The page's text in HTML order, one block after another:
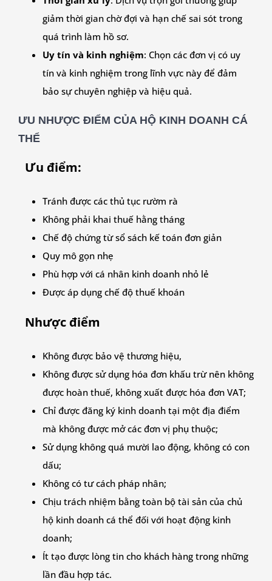
giảm thời gian chờ đợi và hạn chế sai sót trong
quá trình làm hồ sơ.
Uy tín và kinh nghiệm: Chọn các đơn vị có uy
tín và kinh nghiệm trong lĩnh vực này để đảm
bảo sự chuyên nghiệp và hiệu quả.
ƯU NHƯỢC ĐIỂM CỦA HỘ KINH DOANH CÁ
THỂ
Ưu điểm:
Tránh được các thủ tục rườm rà
Không phải khai thuế hằng tháng
Chế độ chứng từ sổ sách kế toán đơn giản
Quy mô gọn nhẹ
Phù hợp với cá nhân kinh doanh nhỏ lẻ
Được áp dụng chế độ thuế khoán
Nhược điểm
Không được bảo vệ thương hiệu,
Không được sử dụng hóa đơn khấu trừ nên không
được hoàn thuế, không xuất được hóa đơn VAT;
Chỉ được đăng ký kinh doanh tại một địa điểm
mà không được mở các đơn vị phụ thuộc;
Sử dụng không quá mười lao động, không có con
dấu;
Không có tư cách pháp nhân;
Chịu trách nhiệm bằng toàn bộ tài sản của chủ
hộ kinh doanh cá thể đối với hoạt động kinh
doanh;
Ít tạo được lòng tin cho khách hàng trong những
lần đầu hợp tác.